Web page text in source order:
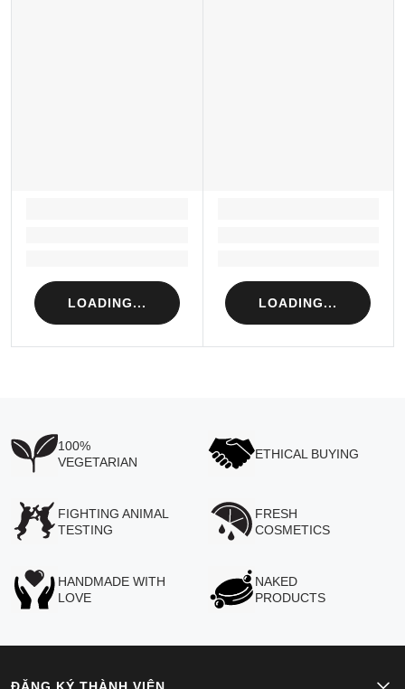
LOADING... LOADING...
100%
VEGETARIAN
ETHICAL BUYING
FIGHTING ANIMAL
TESTING
FRESH
COSMETICS
HANDMADE WITH
LOVE
NAKED
PRODUCTS
ĐĂNG KÝ THÀNH VIÊN